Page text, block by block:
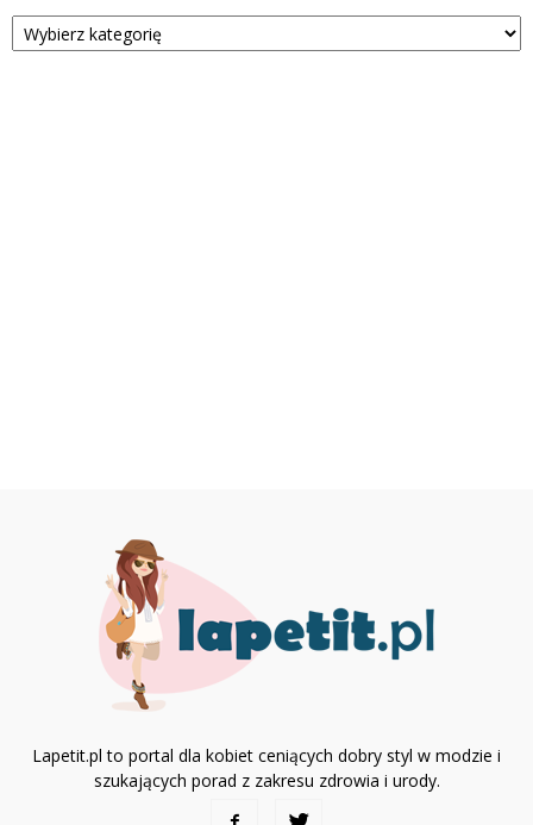
Kategorie
Lapetit.pl to portal dla kobiet ceniących dobry styl w modzie i
szukających porad z zakresu zdrowia i urody.